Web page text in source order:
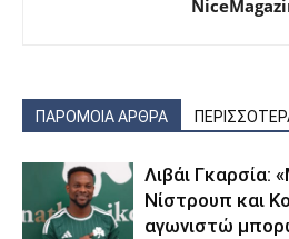
ΠΑΡΟΜΟΙΑ ΑΡΘΡΑ
Λιβάι Γκαρσία:
Νίστρουπ και
αγωνιστώ